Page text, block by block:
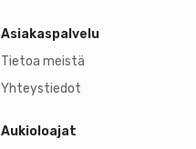
Asiakaspalvelu
Tietoa meistä
Yhteystiedot
Aukioloajat